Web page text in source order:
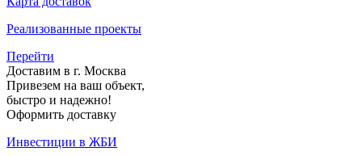
Реализованные проекты
Перейти
Доставим в г. Москва
Привезем на ваш объект,
быстро и надежно!
Оформить доставку
Инвестиции в ЖБИ